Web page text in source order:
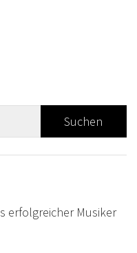
erfolgreicher Musiker